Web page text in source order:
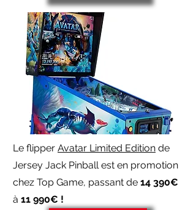
Le flipper Avatar Limited Edition de
Jersey Jack Pinball est en promotion
chez Top Game, passant de 14 390€
à 11 990€ !